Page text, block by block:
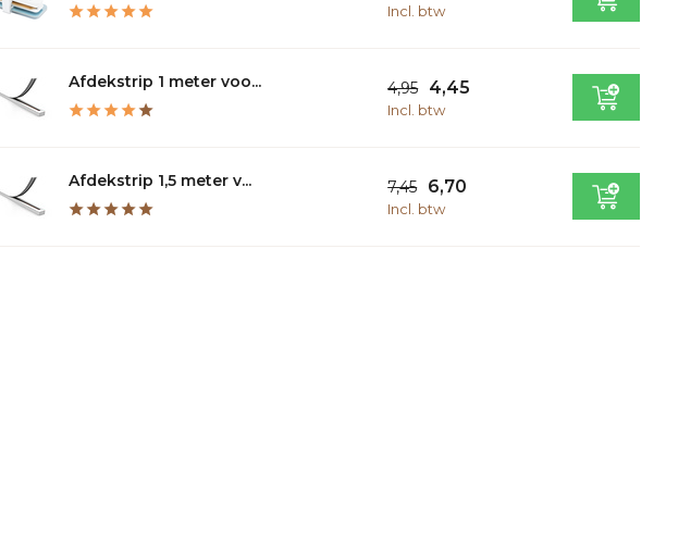
Incl. btw
Afdekstrip 1 meter voo... 4,95 4,45
Incl. btw
Afdekstrip 1,5 meter v... 7,45 6,70
Incl. btw